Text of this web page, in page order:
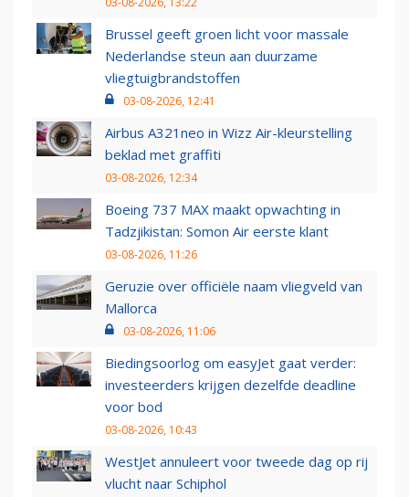
Brussel geeft groen licht voor massale
Nederlandse steun aan duurzame
vliegtuigbrandstoffen
03-08-2026, 12:41
Airbus A321neo in Wizz Air-kleurstelling
beklad met graffiti
03-08-2026, 12:34
Boeing 737 MAX maakt opwachting in
Tadzjikistan: Somon Air eerste klant
03-08-2026, 11:26
Geruzie over officiële naam vliegveld van
Mallorca
03-08-2026, 11:06
Biedingsoorlog om easyJet gaat verder:
investeerders krijgen dezelfde deadline
voor bod
03-08-2026, 10:43
WestJet annuleert voor tweede dag op rij
vlucht naar Schiphol